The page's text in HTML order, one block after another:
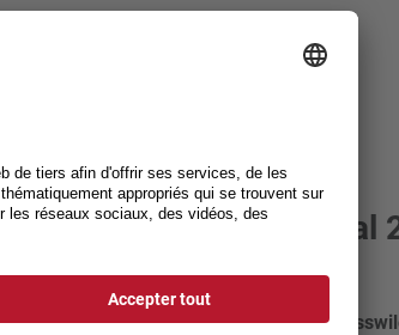
Rétrospective: WTC Final
(TUR)
Emmenée par Nalani Buob et Angela